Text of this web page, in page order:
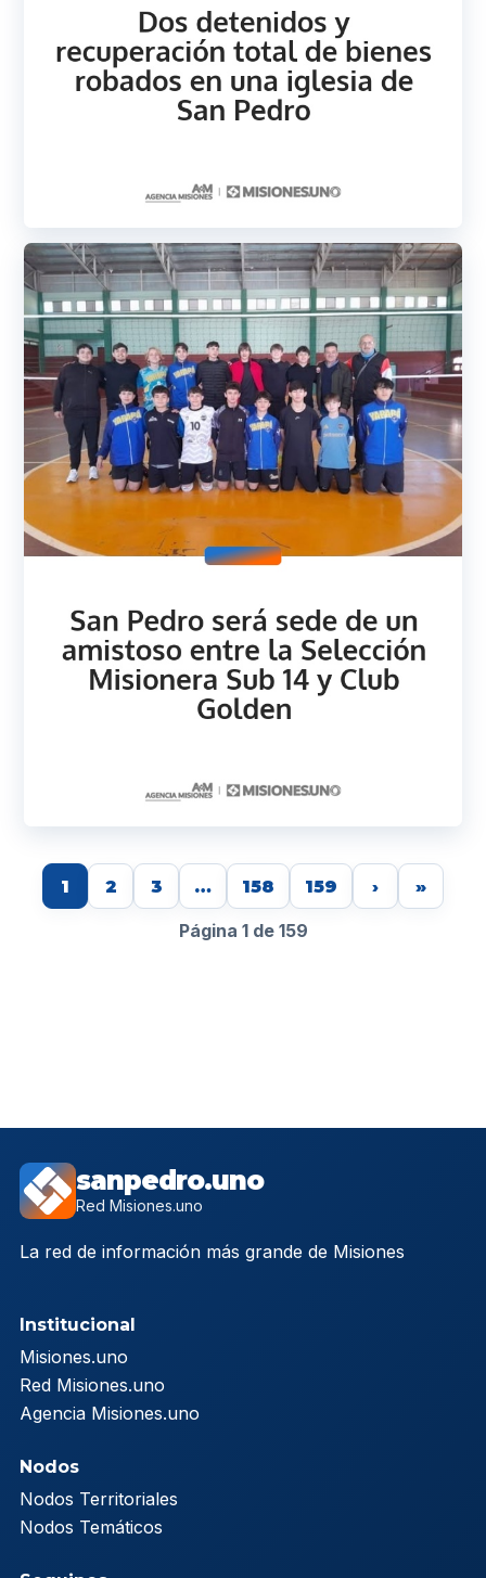
1 2 3 … 158 159 › »
Página 1 de 159
sanpedro.uno
Red Misiones.uno
La red de información más grande de Misiones
Institucional
Misiones.uno
Red Misiones.uno
Agencia Misiones.uno
Nodos
Nodos Territoriales
Nodos Temáticos